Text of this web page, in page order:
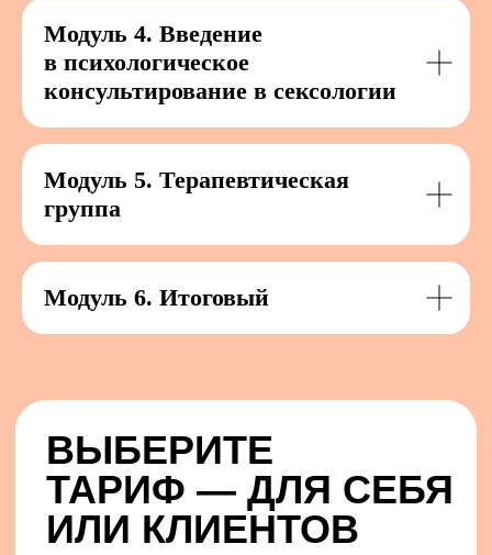
Модуль 4. Введение
в психологическое
консультирование в сексологии
Модуль 5. Терапевтическая
группа
Модуль 6. Итоговый